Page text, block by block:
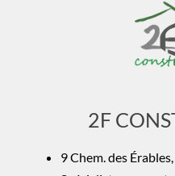
2F
9 Chem. des